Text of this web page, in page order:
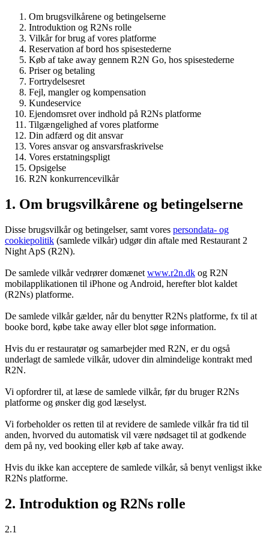
Om brugsvilkårene og betingelserne
Introduktion og R2Ns rolle
Vilkår for brug af vores platforme
Reservation af bord hos spisestederne
Køb af take away gennem R2N Go, hos spisestederne
Priser og betaling
Fortrydelsesret
Fejl, mangler og kompensation
Kundeservice
Ejendomsret over indhold på R2Ns platforme
Tilgængelighed af vores platforme
Din adfærd og dit ansvar
Vores ansvar og ansvarsfraskrivelse
Vores erstatningspligt
Opsigelse
R2N konkurrencevilkår
1. Om brugsvilkårene og betingelserne
Disse brugsvilkår og betingelser, samt vores persondata- og
cookiepolitik (samlede vilkår) udgør din aftale med Restaurant 2
Night ApS (R2N).
De samlede vilkår vedrører domænet www.r2n.dk og R2N
mobilapplikationen til iPhone og Android, herefter blot kaldet
(R2Ns) platforme.
De samlede vilkår gælder, når du benytter R2Ns platforme, fx til at
booke bord, købe take away eller blot søge information.
Hvis du er restauratør og samarbejder med R2N, er du også
underlagt de samlede vilkår, udover din almindelige kontrakt med
R2N.
Vi opfordrer til, at læse de samlede vilkår, før du bruger R2Ns
platforme og ønsker dig god læselyst.
Vi forbeholder os retten til at revidere de samlede vilkår fra tid til
anden, hvorved du automatisk vil være nødsaget til at godkende
dem på ny, ved booking eller køb af take away.
Hvis du ikke kan acceptere de samlede vilkår, så benyt venligst ikke
R2Ns platforme.
2. Introduktion og R2Ns rolle
2.1